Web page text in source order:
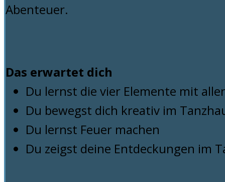
Abenteuer.
Das erwartet dich
Du lernst die vier Elemente mit
Du bewegst dich kreativ im
Du lernst Feuer machen
Du zeigst deine Entdeckungen im